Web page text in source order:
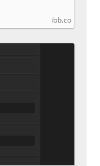
ibb.co